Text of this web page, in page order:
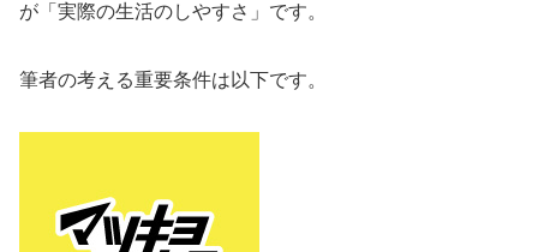
が「実際の生活のしやすさ」です。
筆者の考える重要条件は以下です。